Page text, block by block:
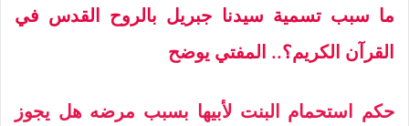
ما سبب تسمية سيدنا جبريل بالروح القدس في
القرآن الكريم؟.. المفتي يوضح
حكم استحمام البنت لأبيها بسبب مرضه هل يجوز